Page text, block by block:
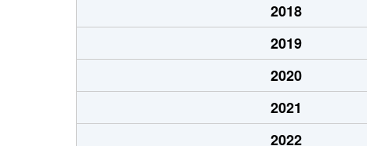
2018
2019
2020
2021
2022